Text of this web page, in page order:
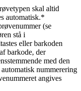
skal altid
automatisk.*
(se
stå i
eller barkoden
barkode, der
med den
nummerering
angives